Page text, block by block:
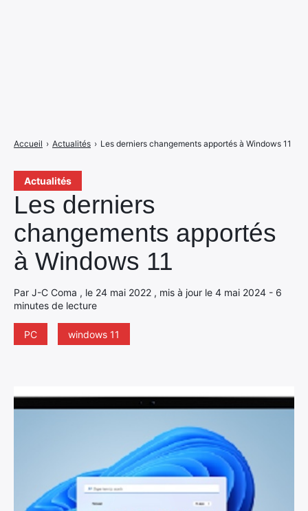
Actualités
Les derniers
changements apportés
à Windows 11
Par J-C Coma , le 24 mai 2022 , mis à jour le 4 mai 2024 - 6
minutes de lecture
PC windows 11
Accueil › Actualités › Les derniers changements apportés à Windows 11